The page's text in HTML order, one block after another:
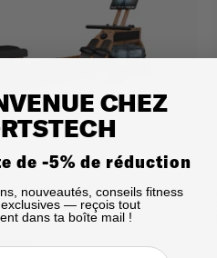
€
CHEZ
de -5% de réduction
nouveautés, conseils fitness
— reçois tout
dans ta boîte mail !